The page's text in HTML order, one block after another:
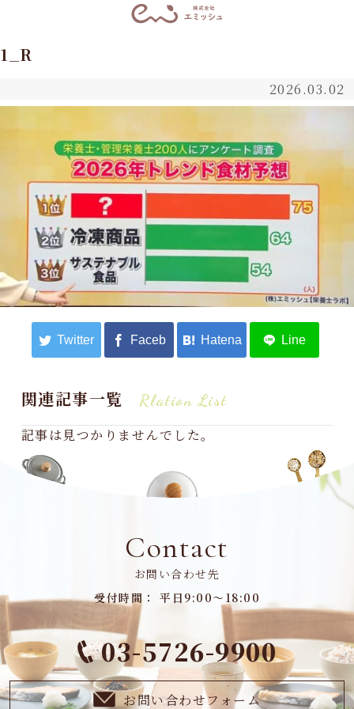
1_R
2026.03.02
関連記事一覧 Rlation List
記事は見つかりませんでした。
Contact
お問い合わせ先
受付時間： 平日9:00～18:00
03-5726-9900
お問い合わせフォーム